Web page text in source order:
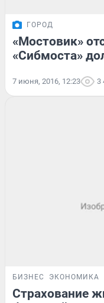
ГОРОД
«Мостовик»
«Сибмоста»
7 июня, 2016, 12:23 3
БИЗНЕС ЭКОНОМИКА
Страхование